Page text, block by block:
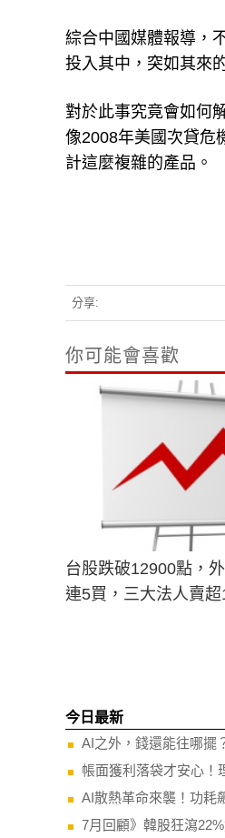
綜合中國媒體報導，
投入其中，突如其來
對於此事究竟會如何
像2008年美國次貸危
計這麼複雜的產品。
分享:
你可能會喜歡
台股跌破12900點，
連5買，三大法人賣
今日最新
AI之外，錢還能往哪擺
帳面獲利落袋才安心！
AI散熱革命來襲！功耗
7月回顧》韓股狂瀉